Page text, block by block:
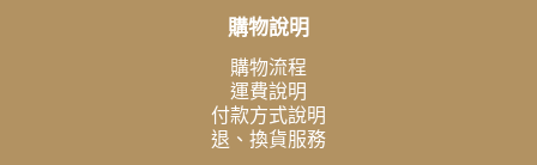
購物說明
購物流程
運費說明
付款方式說明
退、換貨服務